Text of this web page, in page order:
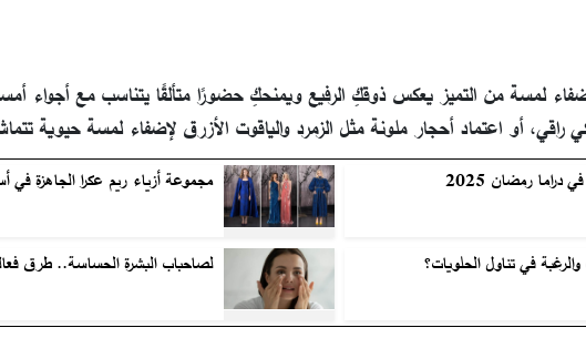
لمسة من التميز يعكس ذوقكِ الرفيع ويمنحكِ حضورًا متألقًا يتناسب مع أجواء
راقي، أو اعتماد أحجار ملونة مثل الزمرد والياقوت الأزرق لإضفاء لمسة حيوية
رمضان 2025 مجموعة أزياء ريم عكرا الجاهزة في
في تناول الحلويات؟ لصاحباب البشرة الحساسة.. طرق